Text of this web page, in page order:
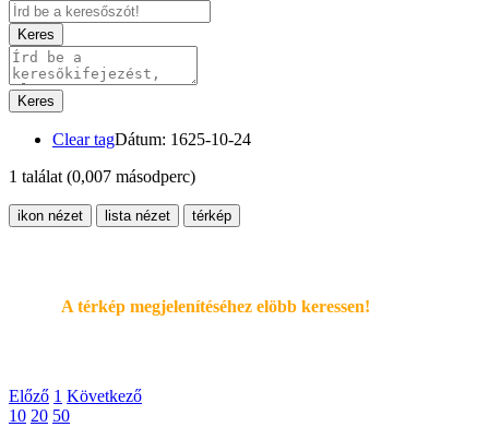
Keres
Keres
Clear tagDátum: 1625-10-24
1 találat (0,007 másodperc)
ikon nézet lista nézet térkép
A térkép megjelenítéséhez elöbb keressen!
Előző 1 Következő
10 20 50